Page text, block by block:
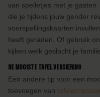
van spelletjes met je
die je tijdens jouw gender
voorspellingskaarten
heeft geraden. Of gebruik
kijken welk geslacht je
De mooiste tafel versiering
Een andere tip voor een
toevoegen van